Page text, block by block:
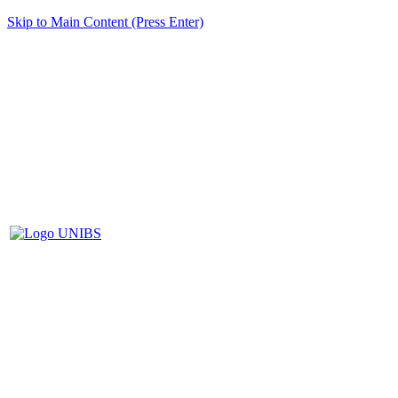
Skip to Main Content (Press Enter)